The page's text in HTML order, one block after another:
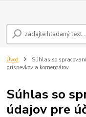
Úvod
Súhlas so
príspevkov a komentárov
Súhlas so
údajov pre